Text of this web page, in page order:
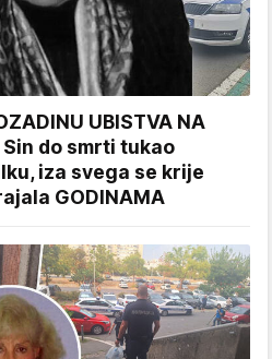
UBISTVA NA
Sin do smrti tukao
iza svega se krije
GODINAMA